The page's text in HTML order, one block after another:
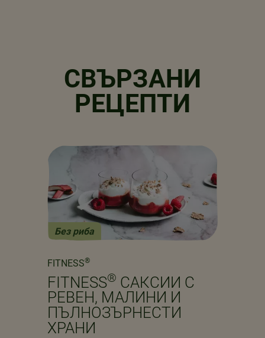
СВЪРЗАНИ
РЕЦЕПТИ
Без риба
FITNESS®
FITNESS® САКСИИ С
РЕВЕН, МАЛИНИ И
ПЪЛНОЗЪРНЕСТИ
ХРАНИ